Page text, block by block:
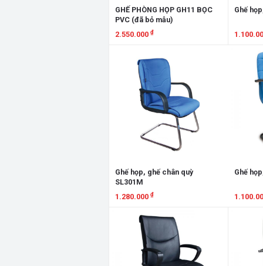
GHẾ PHÒNG HỌP GH11 BỌC
PVC (đã bỏ mẫu)
2.550.000 ₫
Ghế
Xem
Ghế họp, ghế chân quỳ
SL301M
1.280.000 ₫
Xem chi tiết
Ghế